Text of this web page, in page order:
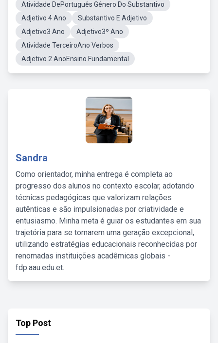
Atividade DePortuguês Gênero Do Substantivo
Adjetivo 4 Ano
Substantivo E Adjetivo
Adjetivo3 Ano
Adjetivo3º Ano
Atividade TerceiroAno Verbos
Adjetivo 2 AnoEnsino Fundamental
Sandra
Como orientador, minha entrega é completa ao
progresso dos alunos no contexto escolar, adotando
técnicas pedagógicas que valorizam relações
autênticas e são impulsionadas por criatividade e
entusiasmo. Minha meta é guiar os estudantes em sua
trajetória para se tornarem uma geração excepcional,
utilizando estratégias educacionais reconhecidas por
renomadas instituições acadêmicas globais -
fdp.aau.edu.et.
Top Post